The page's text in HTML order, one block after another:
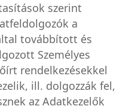
szerint
a
továbbított és
Személyes
rendelkezésekkel
ill. dolgozzák fel,
az Adatkezelők